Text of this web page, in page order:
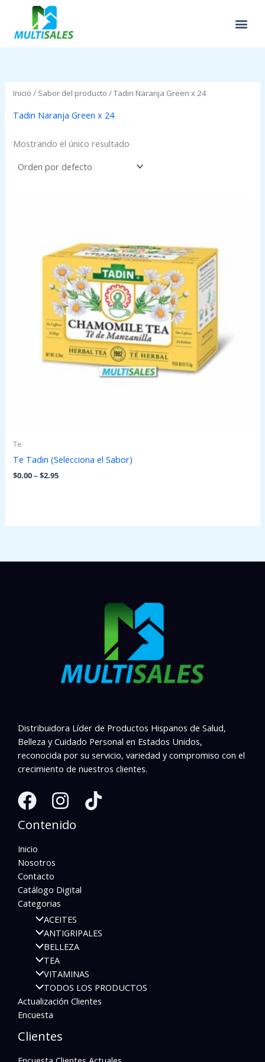
contenido
Inicio / Sabor del producto / Tadin Naranja Green x 24
Tadin Naranja Green x 24
Mostrando el único resultado
Te
Te Tadin (Selecciona el Sabor)
$0.00– $2.95
Distribuidora Líder de Productos Hispanos de Salud,
Belleza y Cuidado Personal en Estados Unidos,
reconocida por su servicio, variedad y compromiso con el
crecimiento de nuestros clientes.
Contenido
Inicio
Nosotros
Contacto
Catálogo Digital
Categorias
ACEITES
ANTIGRIPALES
BELLEZA
TEA
VITAMINAS
TODOS LOS PRODUCTOS
Actualización Clientes
Encuesta
Clientes